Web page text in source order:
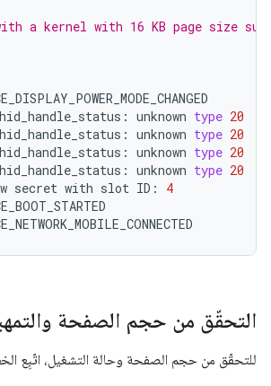
a kernel with 16 KB page size
unknown type 20
unknown type 20
unknown type 20
unknown type 20
secret with slot ID:
4
التحقّق من حجم الصفحة
للتحقّق من حجم الصفحة وحالة التشغيل، اتّبِع